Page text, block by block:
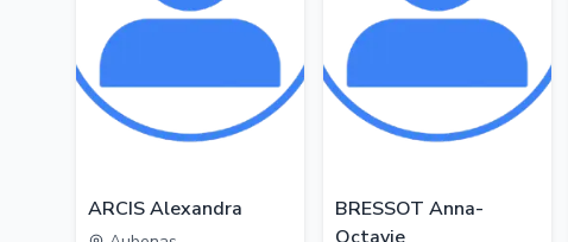
ARCIS Alexandra
BRESSOT Anna-